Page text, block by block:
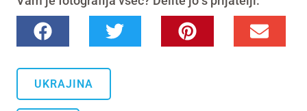
UKRAJINA